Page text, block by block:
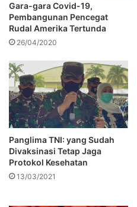
Gara-gara Covid-19,
Pembangunan Pencegat
Rudal Amerika Tertunda
26/04/2020
Panglima TNI: yang Sudah
Divaksinasi Tetap Jaga
Protokol Kesehatan
13/03/2021